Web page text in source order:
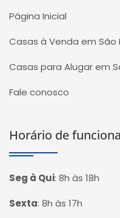
Página Inicial
Casas à Venda em São
Casas para Alugar em
Fale conosco
Horário de
Seg à Qui: 8h às 18h
Sexta: 8h às 17h